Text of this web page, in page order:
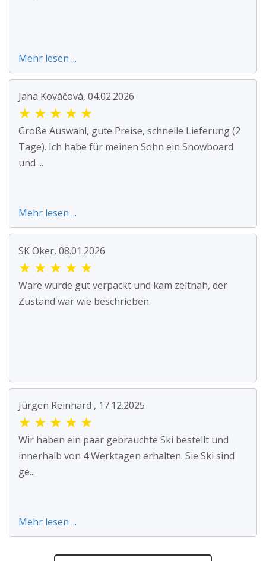
Mehr lesen ...
Jana Kováčová, 04.02.2026
★ ★ ★ ★ ★
Große Auswahl, gute Preise, schnelle Lieferung (2
Tage). Ich habe für meinen Sohn ein Snowboard
und ...
Mehr lesen ...
SK Oker, 08.01.2026
★ ★ ★ ★ ★
Ware wurde gut verpackt und kam zeitnah, der
Zustand war wie beschrieben
Jürgen Reinhard , 17.12.2025
★ ★ ★ ★ ★
Wir haben ein paar gebrauchte Ski bestellt und
innerhalb von 4 Werktagen erhalten. Sie Ski sind
ge...
Mehr lesen ...